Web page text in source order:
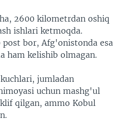
2600 kilometrdan oshiq
ishlari ketmoqda.
post bor, Afg'onistonda esa
ham kelishib olmagan.
jumladan
uchun mashg'ul
qilgan, ammo Kobul